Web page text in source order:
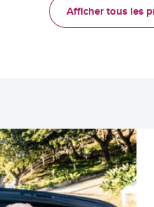
Afficher tous les